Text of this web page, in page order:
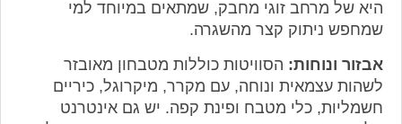
היא של מרחב זוגי מחבק, שמתאים במיוחד למי
שמחפש ניתוק קצר מהשגרה.
אבזור ונוחות: הסוויטות כוללות מטבחון מאובזר
לשהות עצמאית ונוחה, עם מקרר, מיקרוגל, כיריים
חשמליות, כלי מטבח ופינת קפה. יש גם אינטרנט